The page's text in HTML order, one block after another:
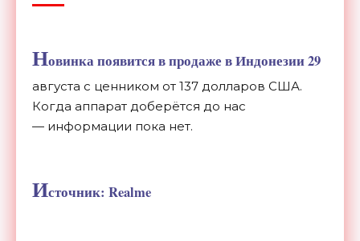
Новинка появится в продаже в Индонезии 29
августа с ценником от 137 долларов США.
Когда аппарат доберётся до нас
— информации пока нет.
Источник: Realme